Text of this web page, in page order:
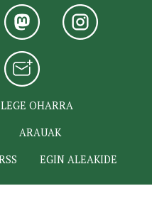
LEGE OHARRA
ARAUAK
EGIN ALEAKIDE